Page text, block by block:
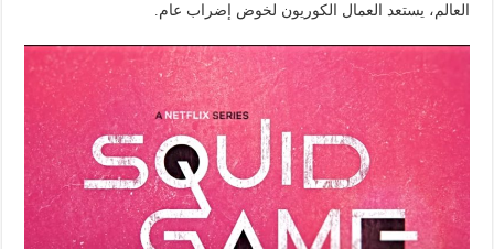
العالم، يستعد العمال الكوريون لخوض إضراب عام.